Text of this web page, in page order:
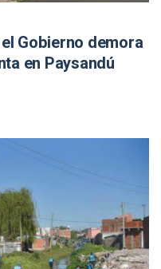
Gobierno demora
en Paysandú